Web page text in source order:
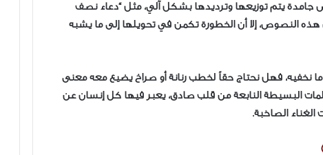
جامدة يتم توزيعها وترديدها بشكل آلي، مثل “دعاء نصف
النصوص، إلا أن الخطورة تكمن في تحويلها إلى ما يشبه
نخفيه، فهل نحتاج حقاً لخطب رنانة أو صراخ يضيع معه معنى
البسيطة النابعة من قلب صادق، يعبر فيها كل إنسان عن
الصاخبة.